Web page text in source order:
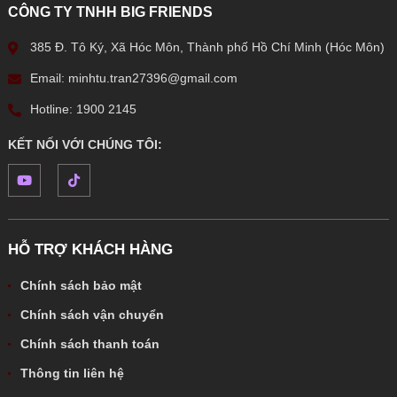
CÔNG TY TNHH BIG FRIENDS
385 Đ. Tô Ký, Xã Hóc Môn, Thành phố Hồ Chí Minh (Hóc Môn)
Email: minhtu.tran27396@gmail.com
Hotline: 1900 2145
KẾT NỐI VỚI CHÚNG TÔI:
HỖ TRỢ KHÁCH HÀNG
Chính sách bảo mật
Chính sách vận chuyển
Chính sách thanh toán
Thông tin liên hệ